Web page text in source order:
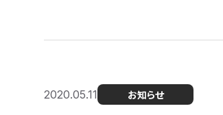
2020.05.11 お知らせ